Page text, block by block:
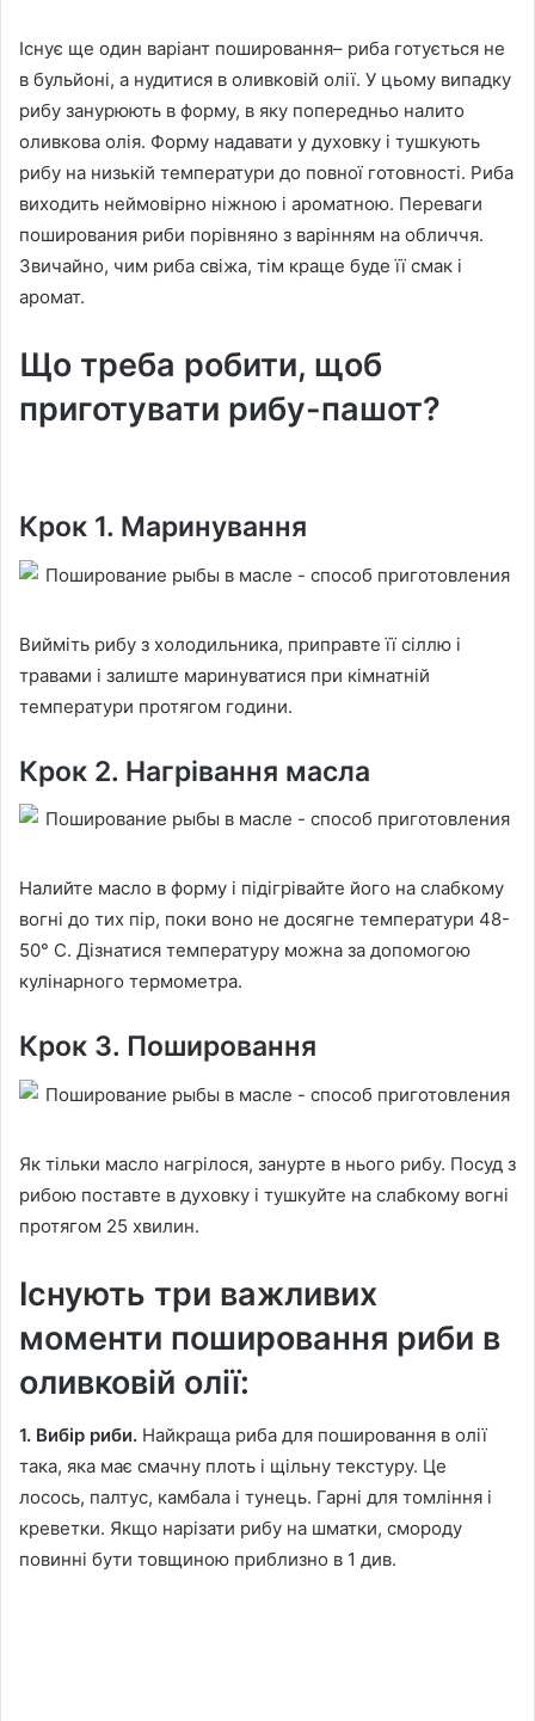
Існує ще один варіант пошировання– риба готується не
в бульйоні, а нудитися в оливковій олії. У цьому випадку
рибу занурюють в форму, в яку попередньо налито
оливкова олія. Форму надавати у духовку і тушкують
рибу на низькій температури до повної готовності. Риба
виходить неймовірно ніжною і ароматною. Переваги
поширования риби порівняно з варінням на обличчя.
Звичайно, чим риба свіжа, тім краще буде її смак і
аромат.
Що треба робити, щоб
приготувати рибу-пашот?
Крок 1. Маринування
Вийміть рибу з холодильника, приправте її сіллю і
травами і залиште маринуватися при кімнатній
температури протягом години.
Крок 2. Нагрівання масла
Налийте масло в форму і підігрівайте його на слабкому
вогні до тих пір, поки воно не досягне температури 48-
50° C. Дізнатися температуру можна за допомогою
кулінарного термометра.
Крок 3. Пошировання
Як тільки масло нагрілося, занурте в нього рибу. Посуд з
рибою поставте в духовку і тушкуйте на слабкому вогні
протягом 25 хвилин.
Існують три важливих
моменти пошировання риби в
оливковій олії:
1. Вибір риби. Найкраща риба для пошировання в олії
така, яка має смачну плоть і щільну текстуру. Це
лосось, палтус, камбала і тунець. Гарні для томління і
креветки. Якщо нарізати рибу на шматки, смороду
повинні бути товщиною приблизно в 1 див.